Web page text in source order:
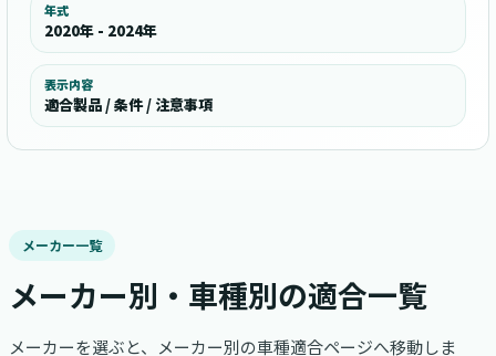
年式
2020年 - 2024年
表示内容
適合製品 / 条件 / 注意事項
メーカー一覧
メーカー別・車種別の適合一覧
メーカーを選ぶと、メーカー別の車種適合ページへ移動しま